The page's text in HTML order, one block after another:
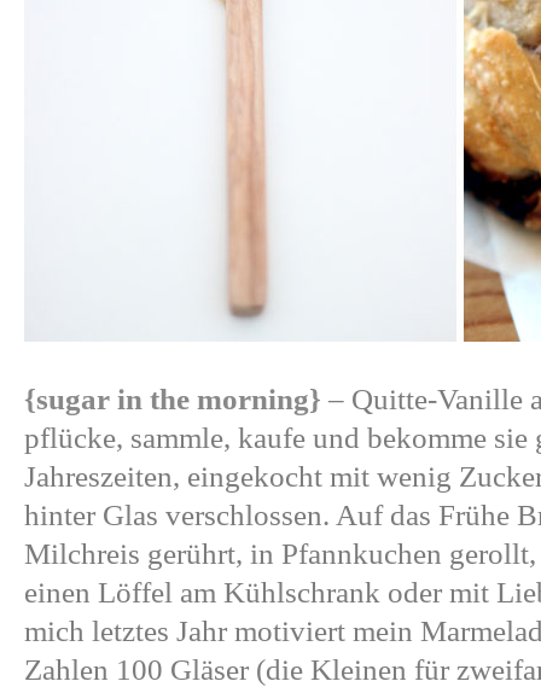
{sugar in the morning} – Quitte-Vanille
pflücke, sammle, kaufe und bekomme
Jahreszeiten, eingekocht mit wenig
hinter Glas verschlossen. Auf das Frühe
Milchreis gerührt, in Pfannkuchen
einen Löffel am Kühlschrank oder mit
mich letztes Jahr motiviert mein
Zahlen 100 Gläser (die Kleinen für